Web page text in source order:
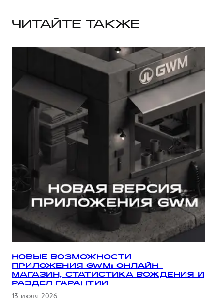
ЧИТАЙТЕ ТАКЖЕ
НОВЫЕ ВОЗМОЖНОСТИ
ПРИЛОЖЕНИЯ GWM: ОНЛАЙН-
МАГАЗИН, СТАТИСТИКА ВОЖДЕНИЯ И
РАЗДЕЛ ГАРАНТИИ
13 июля 2026